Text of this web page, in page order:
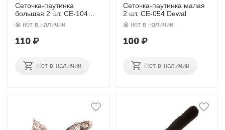
Сеточка-паутинка
большая 2 шт. CE-104
Dewalнет в наличии
110₽
Нет в наличии
Сеточка-паутинка малая
2 шт. CE-054 Dewal
нет в наличии
100₽
Нет в наличии